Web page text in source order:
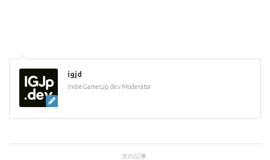
igjd
IndieGamesJp.dev Moderator
次の記事